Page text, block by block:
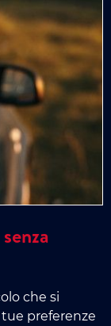
che si
preferenze